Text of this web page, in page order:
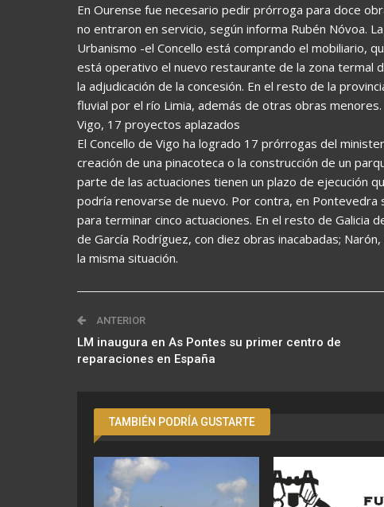
En Ourense fue necesario pedir prórroga para doce
no entraron en servicio, según informa Rubén Nóvoa.
Urbanismo -el Concello está comprando el mobiliario,
está operativo el nuevo restaurante de la zona termal
la adjudicación de la concesión. En el resto de la
fluvial por el río Limia, además de otras obras menores.
Vigo, 17 proyectos aplazados
El Concello de Vigo ha logrado 17 prórrogas del
creación de una pinacoteca o la construcción de un
parte de las actuaciones tienen un plazo de ejecución
podría renovarse de nuevo. Por contra, en
para terminar cinco actuaciones. En el resto de Galicia
de García Rodríguez, con diez obras inacabadas;
la misma situación.
ANTERIOR
LM inaugura en As Pontes su primer centro de
reparaciones en España
TAMBIÉN PODRÍA GUSTARTE